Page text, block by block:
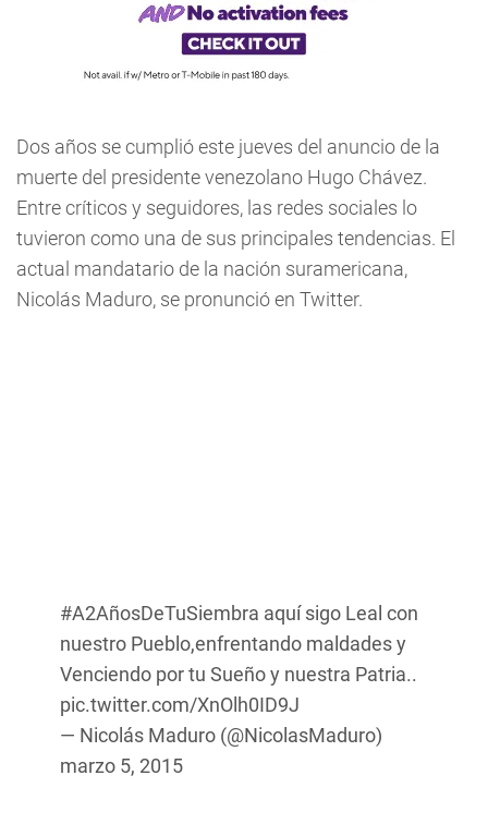
Dos años se cumplió este jueves del anuncio de la
muerte del presidente venezolano Hugo Chávez.
Entre críticos y seguidores, las redes sociales lo
tuvieron como una de sus principales tendencias. El
actual mandatario de la nación suramericana,
Nicolás Maduro, se pronunció en Twitter.
#A2AñosDeTuSiembra aquí sigo Leal con
nuestro Pueblo,enfrentando maldades y
Venciendo por tu Sueño y nuestra Patria..
pic.twitter.com/XnOlh0ID9J
— Nicolás Maduro (@NicolasMaduro)
marzo 5, 2015